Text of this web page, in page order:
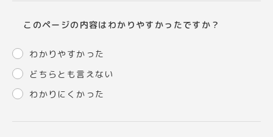
このページの内容はわかりやすかったですか？
わかりやすかった
どちらとも言えない
わかりにくかった